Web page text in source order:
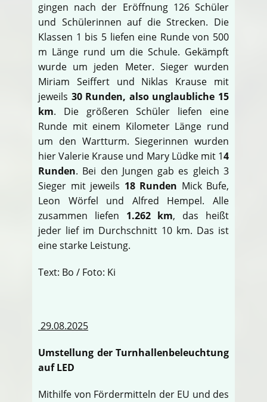
gingen nach der Eröffnung 126 Schüler
und Schülerinnen auf die Strecken. Die
Klassen 1 bis 5 liefen eine Runde von 500
m Länge rund um die Schule. Gekämpft
wurde um jeden Meter. Sieger wurden
Miriam Seiffert und Niklas Krause mit
jeweils 30 Runden, also unglaubliche 15
km. Die größeren Schüler liefen eine
Runde mit einem Kilometer Länge rund
um den Wartturm. Siegerinnen wurden
hier Valerie Krause und Mary Lüdke mit 14
Runden. Bei den Jungen gab es gleich 3
Sieger mit jeweils 18 Runden Mick Bufe,
Leon Wörfel und Alfred Hempel. Alle
zusammen liefen 1.262 km, das heißt
jeder lief im Durchschnitt 10 km. Das ist
eine starke Leistung.
Text: Bo / Foto: Ki
29.08.2025
Umstellung der Turnhallenbeleuchtung
auf LED
Mithilfe von Fördermitteln der EU und des